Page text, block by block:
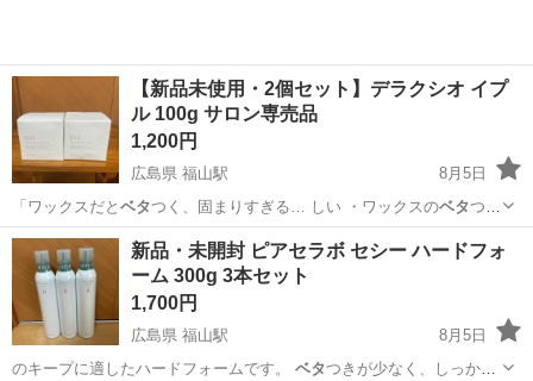
【新品未使用・2個セット】デラクシオ イプ
ル 100g サロン専売品
1,200円
広島県 福山駅
8月5日
「ワックスだと ベタつく、固まりすぎる… しい ・ワックスのベタつき
や固さが苦手 …
広島 福山市 福山駅 ヘアケア
新品・未開封 ピアセラボ セシー ハードフォ
ーム 300g 3本セット
1,700円
広島県 福山駅
8月5日
のキープに適したハードフォームです。 ベタつきが少なく、しっかり